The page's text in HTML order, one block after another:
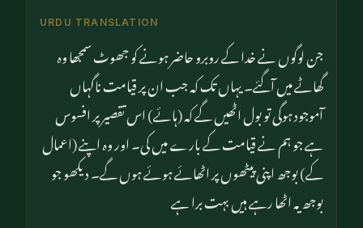
URDU TRANSLATION
جن لوگوں نے خدا کے روبرو حاضر ہونے کو جھوٹ سمجھا وہ
گھاٹے میں آگئے۔ یہاں تک کہ جب ان پر قیامت ناگہاں
آموجود ہوگی تو بول اٹھیں گے کہ (ہائے) اس تقصیر پر افسوس
ہے جو ہم نے قیامت کے بارے میں کی۔ اور وہ اپنے (اعمال
کے) بوجھ اپنی پیٹھوں پر اٹھائے ہوئے ہوں گے۔ دیکھو جو
بوجھ یہ اٹھا رہے ہیں بہت برا ہے